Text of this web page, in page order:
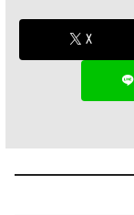
X